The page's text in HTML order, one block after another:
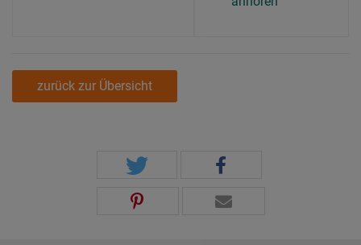
zurück zur Übersicht